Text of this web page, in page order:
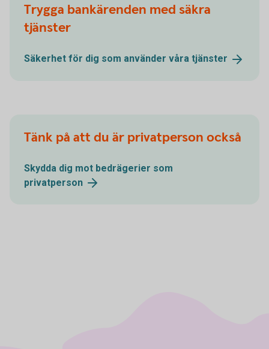
Trygga bankärenden med säkra
tjänster
Säkerhet för dig som använder våra tjänster
Tänk på att du är privatperson också
Skydda dig mot bedrägerier som
privatperson